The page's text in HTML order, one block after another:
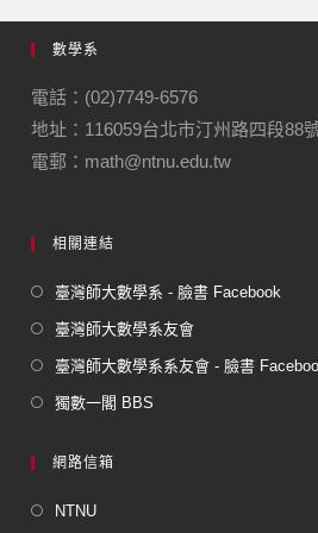
e
b
o
o
k
gr
m
數學系
電話：(02)7749-6576
地址：116059台北市汀州路四段88
電郵：math@ntnu.edu.tw
相關連結
臺灣師大數學系 - 臉書 Facebook
臺灣師大數學系友會
臺灣師大數學系系友會 - 臉書
獨數一閣 BBS
網路信箱
NTNU